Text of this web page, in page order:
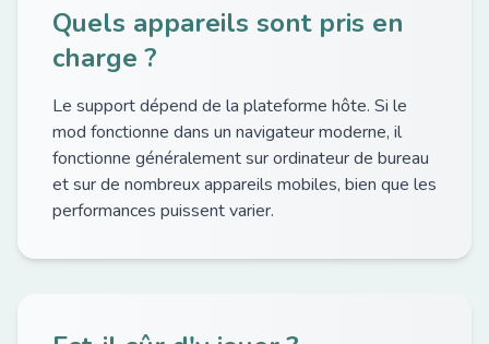
Quels appareils sont pris en
charge ?
Le support dépend de la plateforme hôte. Si le
mod fonctionne dans un navigateur moderne, il
fonctionne généralement sur ordinateur de bureau
et sur de nombreux appareils mobiles, bien que les
performances puissent varier.